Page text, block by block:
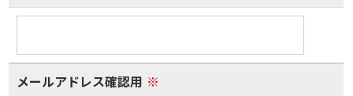
メールアドレス確認用 ※